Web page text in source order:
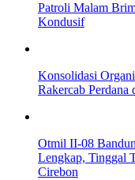
Patroli Malam
Kondusif
Konsolidasi
Rakercab
Otmil II-08
Lengkap, Tinggal
Cirebon